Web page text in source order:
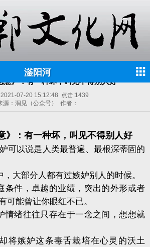
滏阳河
意》：有一种坏，叫见不得别人好
2021-07-20 15:12:48 点击:1439
源：洞见（公众号） 作者：
》：有一种坏，叫见不得别人好
可以说是人类最普遍、最根深蒂固的
大部分人都有过嫉妒别人的时候。
条件，卓越的业绩，突出的外形或者
可能曾让你眼红不已。
情绪往往只存在于一念之间，想想就
将嫉妒这条毒舌栽培在心灵的沃土